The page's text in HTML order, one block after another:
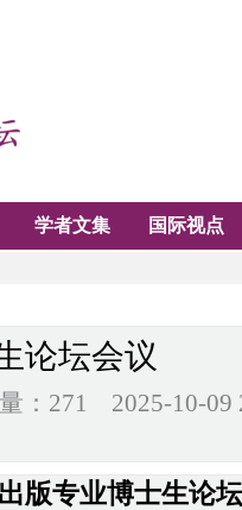
学者文集 国际视点
论坛会议
：271 2025-10-09
版专业博士生论